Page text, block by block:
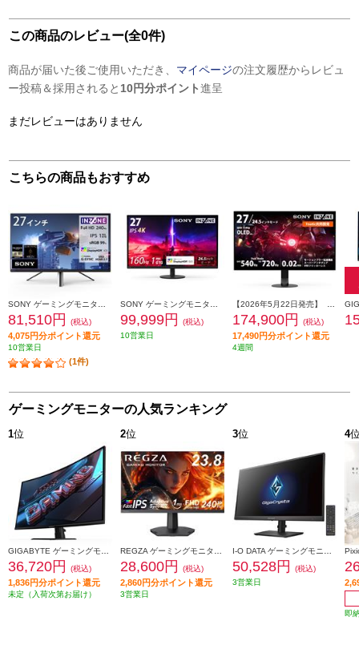
この商品のレビュー(全0件)
商品が届いた後ご使用いただき、 マイページの注文履歴からレビュ
ー投稿＆採用されると 10円分ポイント進呈
まだレビューはありません
こちらの商品もおすすめ
81,510円 (税込)
4,075円分ポイント還元
10営業日
(1件)
99,999円
(税込)
10営業日
174,900円 (税込)
17,490円分ポイント還元
4週間
ゲーミングモニターの人気ランキング
1位
36,720円 (税込)
1,836円分ポイント還元
未定（入荷次第お届け）
2位
28,600円 (税込)
2,860円分ポイント還元
3営業日
3位
50,528円
(税込)
3営業日
4
即